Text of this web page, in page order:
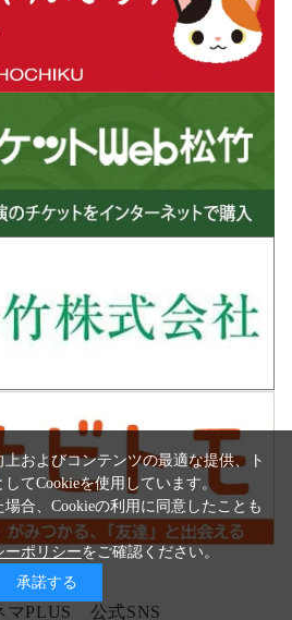
マPLUS 公式SNS
およびコンテンツの最適な提供、ト
てCookieを使用しています。
合、Cookieの利用に同意したことも
ーポリシーをご確認ください。
承諾する